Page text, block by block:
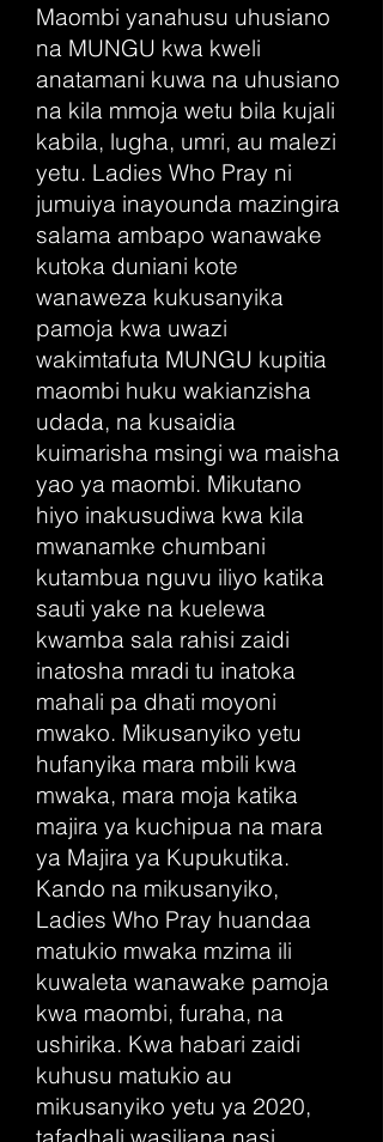
Maombi yanahusu uhusiano
na MUNGU kwa kweli
anatamani kuwa na uhusiano
na kila mmoja wetu bila kujali
kabila, lugha, umri, au malezi
yetu. Ladies Who Pray ni
jumuiya inayounda mazingira
salama ambapo wanawake
kutoka duniani kote
wanaweza kukusanyika
pamoja kwa uwazi
wakimtafuta MUNGU kupitia
maombi huku wakianzisha
udada, na kusaidia
kuimarisha msingi wa maisha
yao ya maombi. Mikutano
hiyo inakusudiwa kwa kila
mwanamke chumbani
kutambua nguvu iliyo katika
sauti yake na kuelewa
kwamba sala rahisi zaidi
inatosha mradi tu inatoka
mahali pa dhati moyoni
mwako. Mikusanyiko yetu
hufanyika mara mbili kwa
mwaka, mara moja katika
majira ya kuchipua na mara
ya Majira ya Kupukutika.
Kando na mikusanyiko,
Ladies Who Pray huandaa
matukio mwaka mzima ili
kuwaleta wanawake pamoja
kwa maombi, furaha, na
ushirika. Kwa habari zaidi
kuhusu matukio au
mikusanyiko yetu ya 2020,